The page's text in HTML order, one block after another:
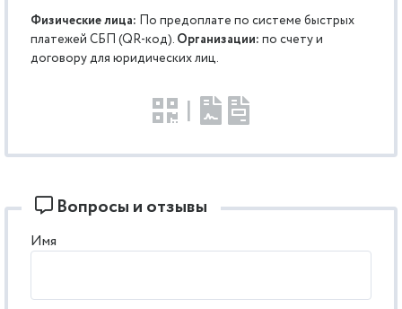
Физические лица: По предоплате по системе быстрых
платежей СБП (QR-код). Организации: по счету и
договору для юридических лиц.
|
Вопросы и отзывы
Имя